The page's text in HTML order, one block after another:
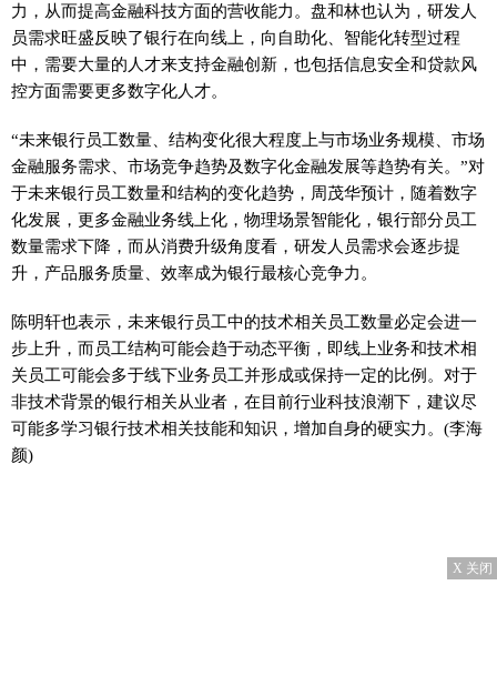
力，从而提高金融科技方面的营收能力。盘和林也认为，研发人
员需求旺盛反映了银行在向线上，向自助化、智能化转型过程
中，需要大量的人才来支持金融创新，也包括信息安全和贷款风
控方面需要更多数字化人才。
“未来银行员工数量、结构变化很大程度上与市场业务规模、市场
金融服务需求、市场竞争趋势及数字化金融发展等趋势有关。”对
于未来银行员工数量和结构的变化趋势，周茂华预计，随着数字
化发展，更多金融业务线上化，物理场景智能化，银行部分员工
数量需求下降，而从消费升级角度看，研发人员需求会逐步提
升，产品服务质量、效率成为银行最核心竞争力。
陈明轩也表示，未来银行员工中的技术相关员工数量必定会进一
步上升，而员工结构可能会趋于动态平衡，即线上业务和技术相
关员工可能会多于线下业务员工并形成或保持一定的比例。对于
非技术背景的银行相关从业者，在目前行业科技浪潮下，建议尽
可能多学习银行技术相关技能和知识，增加自身的硬实力。(李海
颜)
X 关闭